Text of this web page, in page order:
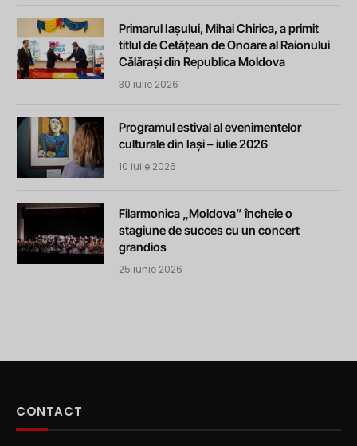
Primarul Iașului, Mihai Chirica, a primit
titlul de Cetățean de Onoare al Raionului
Călărași din Republica Moldova
30 iulie 2026
Programul estival al evenimentelor
culturale din Iași – iulie 2026
10 iulie 2026
Filarmonica „Moldova” încheie o
stagiune de succes cu un concert
grandios
25 iunie 2026
CONTACT